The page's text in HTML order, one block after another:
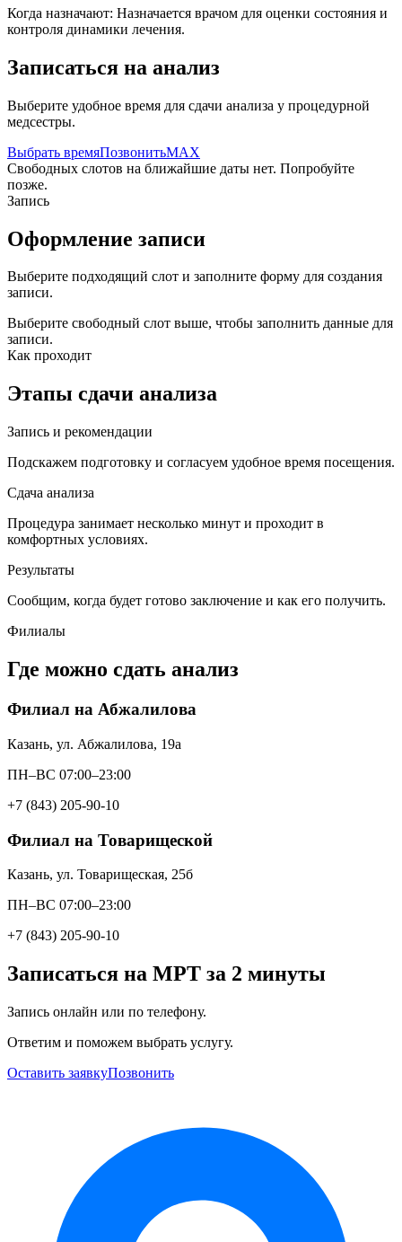
Когда назначают: Назначается врачом для оценки состояния и
контроля динамики лечения.
Записаться на анализ
Выберите удобное время для сдачи анализа у процедурной
медсестры.
Выбрать времяПозвонитьMAX
Свободных слотов на ближайшие даты нет. Попробуйте
позже.
Запись
Оформление записи
Выберите подходящий слот и заполните форму для создания
записи.
Выберите свободный слот выше, чтобы заполнить данные для
записи.
Как проходит
Этапы сдачи анализа
Запись и рекомендации
Подскажем подготовку и согласуем удобное время посещения.
Сдача анализа
Процедура занимает несколько минут и проходит в
комфортных условиях.
Результаты
Сообщим, когда будет готово заключение и как его получить.
Филиалы
Где можно сдать анализ
Филиал на Абжалилова
Казань, ул. Абжалилова, 19а
ПН–ВС 07:00–23:00
+7 (843) 205-90-10
Филиал на Товарищеской
Казань, ул. Товарищеская, 25б
ПН–ВС 07:00–23:00
+7 (843) 205-90-10
Записаться на МРТ за 2 минуты
Запись онлайн или по телефону.
Ответим и поможем выбрать услугу.
Оставить заявкуПозвонить